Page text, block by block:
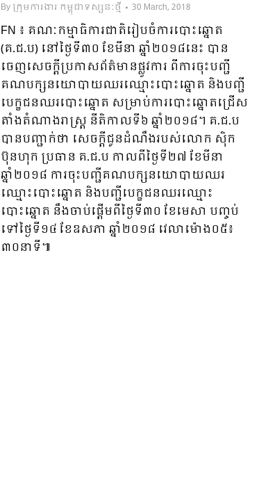
By ក្រុមការងារ កម្ពុជាទស្សនៈថ្មី 30 March, 2018
FN ៖ គណៈកម្មាធិការជាតិរៀបចំការបោះឆ្នោត
(គ.ជ.ប) នៅថ្ងៃទី៣០ ខែមីនា ឆ្នាំ២០១៨នេះ បាន
ចេញសេចក្ដីប្រកាសព័ត៌មានផ្លូវការ ពីការចុះបញ្ជី
គណបក្សនយោបាយឈរឈ្មោះបោះឆ្នោត និងបញ្ជី
បេក្ខជនឈរបោះឆ្នោត សម្រាប់ការបោះឆ្នោតជ្រើស
តាំងតំណាងរាស្ដ្រ នីតិកាលទី៦ ឆ្នាំ២០១៨។ គ.ជ.ប
បានបញ្ជាក់ថា សេចក្ដីជូនដំណឹងរបស់លោក ស៊ិក
ប៊ុនហុក ប្រធាន គ.ជ.ប កាលពីថ្ងៃទី២៧ ខែមីនា
ឆ្នាំ២០១៨ ការចុះបញ្ជីគណបក្សនយោបាយឈរ
ឈ្មោះបោះឆ្នោត និងបញ្ជីបេក្ខជនឈរឈ្មោះ
បោះឆ្នោត នឹងចាប់ផ្ដើមពីថ្ងៃទី៣០ ខែមេសា បញ្ចប់
ទៅថ្ងៃទី១៤ ខែឧសភា ឆ្នាំ២០១៨ វេលាម៉ោង០៥៖
៣០នាទី៕